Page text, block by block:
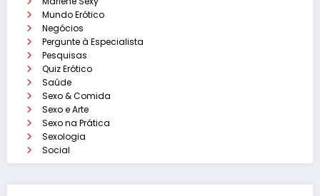
Mundo Erótico
Negócios
Pergunte à Especialista
Pesquisas
Quiz Erótico
Saúde
Sexo & Comida
Sexo e Arte
Sexo na Prática
Sexologia
Social